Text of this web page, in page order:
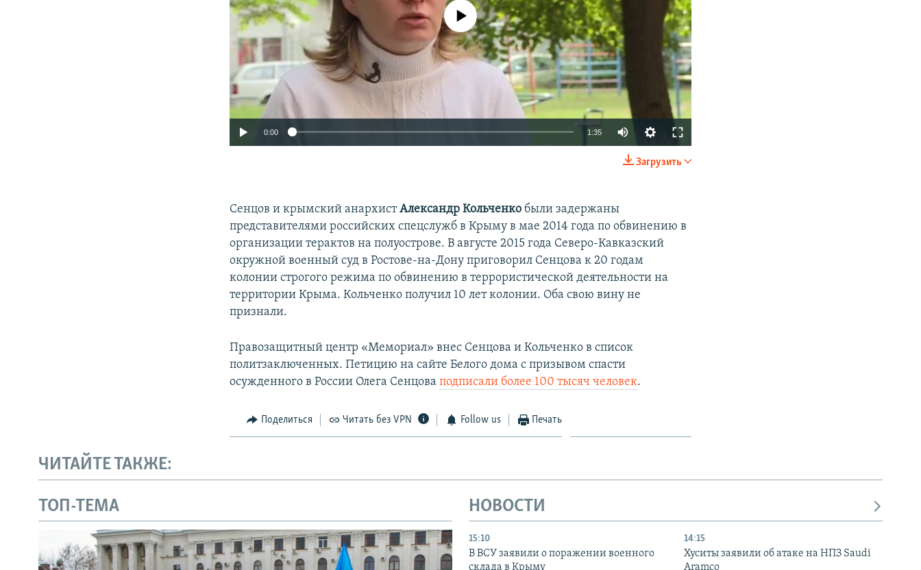
SHARE
No media source currently available
0:00 1:35
Загрузить
Сенцов и крымский анархистАлександр Кольченко были задержаны
представителями российских спецслужб в Крыму в мае 2014 года по обвинению в
организации терактов на полуострове. В августе 2015 года Северо-Кавказский
окружной военный суд в Ростове-на-Дону приговорил Сенцова к 20 годам
колонии строгого режима по обвинению в террористической деятельности на
территории Крыма. Кольченко получил 10 лет колонии. Оба свою вину не
признали.
Правозащитный центр «Мемориал» внес Сенцова и Кольченко в список
политзаключенных. Петицию на сайте Белого дома с призывом спасти
осужденного в России Олега Сенцоваподписали более 100 тысяч человек.
Поделиться Читать без VPN Follow us Печать
ЧИТАЙТЕ ТАКЖЕ:
ТОП-ТЕМА НОВОСТИ
15:10
В ВСУ заявили о поражении военного
склада в Крыму
14:15
Хуситы заявили об атаке на НПЗ Saudi
Aramco